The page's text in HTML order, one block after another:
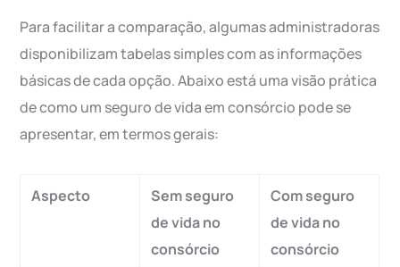
Para facilitar a comparação, algumas administradoras
disponibilizam tabelas simples com as informações
básicas de cada opção. Abaixo está uma visão prática
de como um seguro de vida em consórcio pode se
apresentar, em termos gerais:
Aspecto
Sem seguro
de vida no
consórcio
Com seguro
de vida no
consórcio